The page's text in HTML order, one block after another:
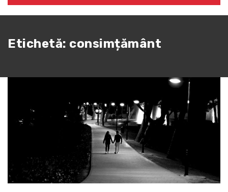
Etichetă: consimțământ